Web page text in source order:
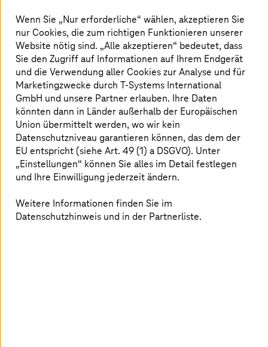
Das DZHK vereint die Aktivitäten von
mehr als 1.800 Wissenschaftlern
Das DZHK ist dezentral organisiert. Es besteht aus 32
Partnereinrichtungen an sieben Standorten, die einen
hohen Grad an Autonomie in der Forschung haben. Sie
decken das komplette Spektrum der Herz-
Kreislaufforschung ab – und erreichen dabei auch ein im
internationalen Vergleich hohes Niveau. Zu den
Partnereinrichtungen gehören 14 Universitätskliniken
bzw. Universitäten sowie Zentren der Helmholtz-
Gemeinschaft, Leibniz- und Max-Planck- Institute und
eine Ressortforschungseinrichtung. Damit vereint das
Wissenschaftlern unter seinem Dach und schafft
Synergieeffekte. Ein zentraler Schritt der Translation, der
Wenn Sie „Nur erforderliche“ wählen, akzeptieren Sie
nur Cookies, die zum richtigen Funktionieren unserer
Website nötig sind. „Alle akzeptieren“ bedeutet, dass
Sie den Zugriff auf Informationen auf Ihrem Endgerät
und die Verwendung aller Cookies zur Analyse und für
Marketingzwecke durchT-Systems International
GmbH und unsere Partner erlauben. Ihre Daten
könnten dann in Länder außerhalb der Europäischen
Union übermittelt werden, wo wir kein
Datenschutzniveau garantieren können, das dem der
EU entspricht (siehe Art. 49 (1) a DSGVO). Unter
„Einstellungen“ können Sie alles im Detail festlegen
und Ihre Einwilligung jederzeit ändern.
Weitere Informationen finden Sie im
Datenschutzhinweis und in der Partnerliste.